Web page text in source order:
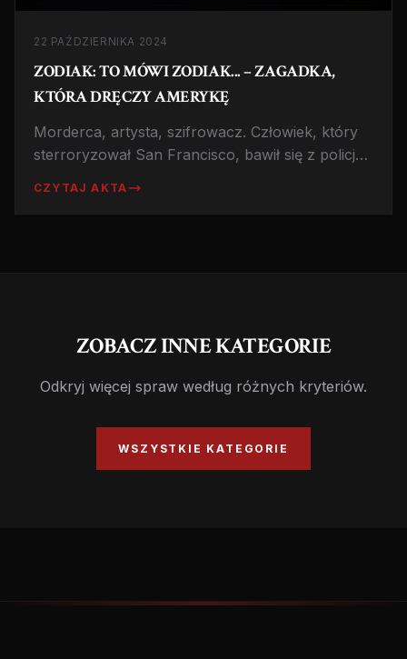
22 PAŹDZIERNIKA 2024
ZODIAK: TO MÓWI ZODIAK... – ZAGADKA,
KTÓRA DRĘCZY AMERYKĘ
Morderca, artysta, szifrowacz. Człowiek, który
sterroryzował San Francisco, bawił się z policją
CZYTAJ AKTA
ZOBACZ INNE KATEGORIE
Odkryj więcej spraw według różnych kryteriów.
WSZYSTKIE KATEGORIE